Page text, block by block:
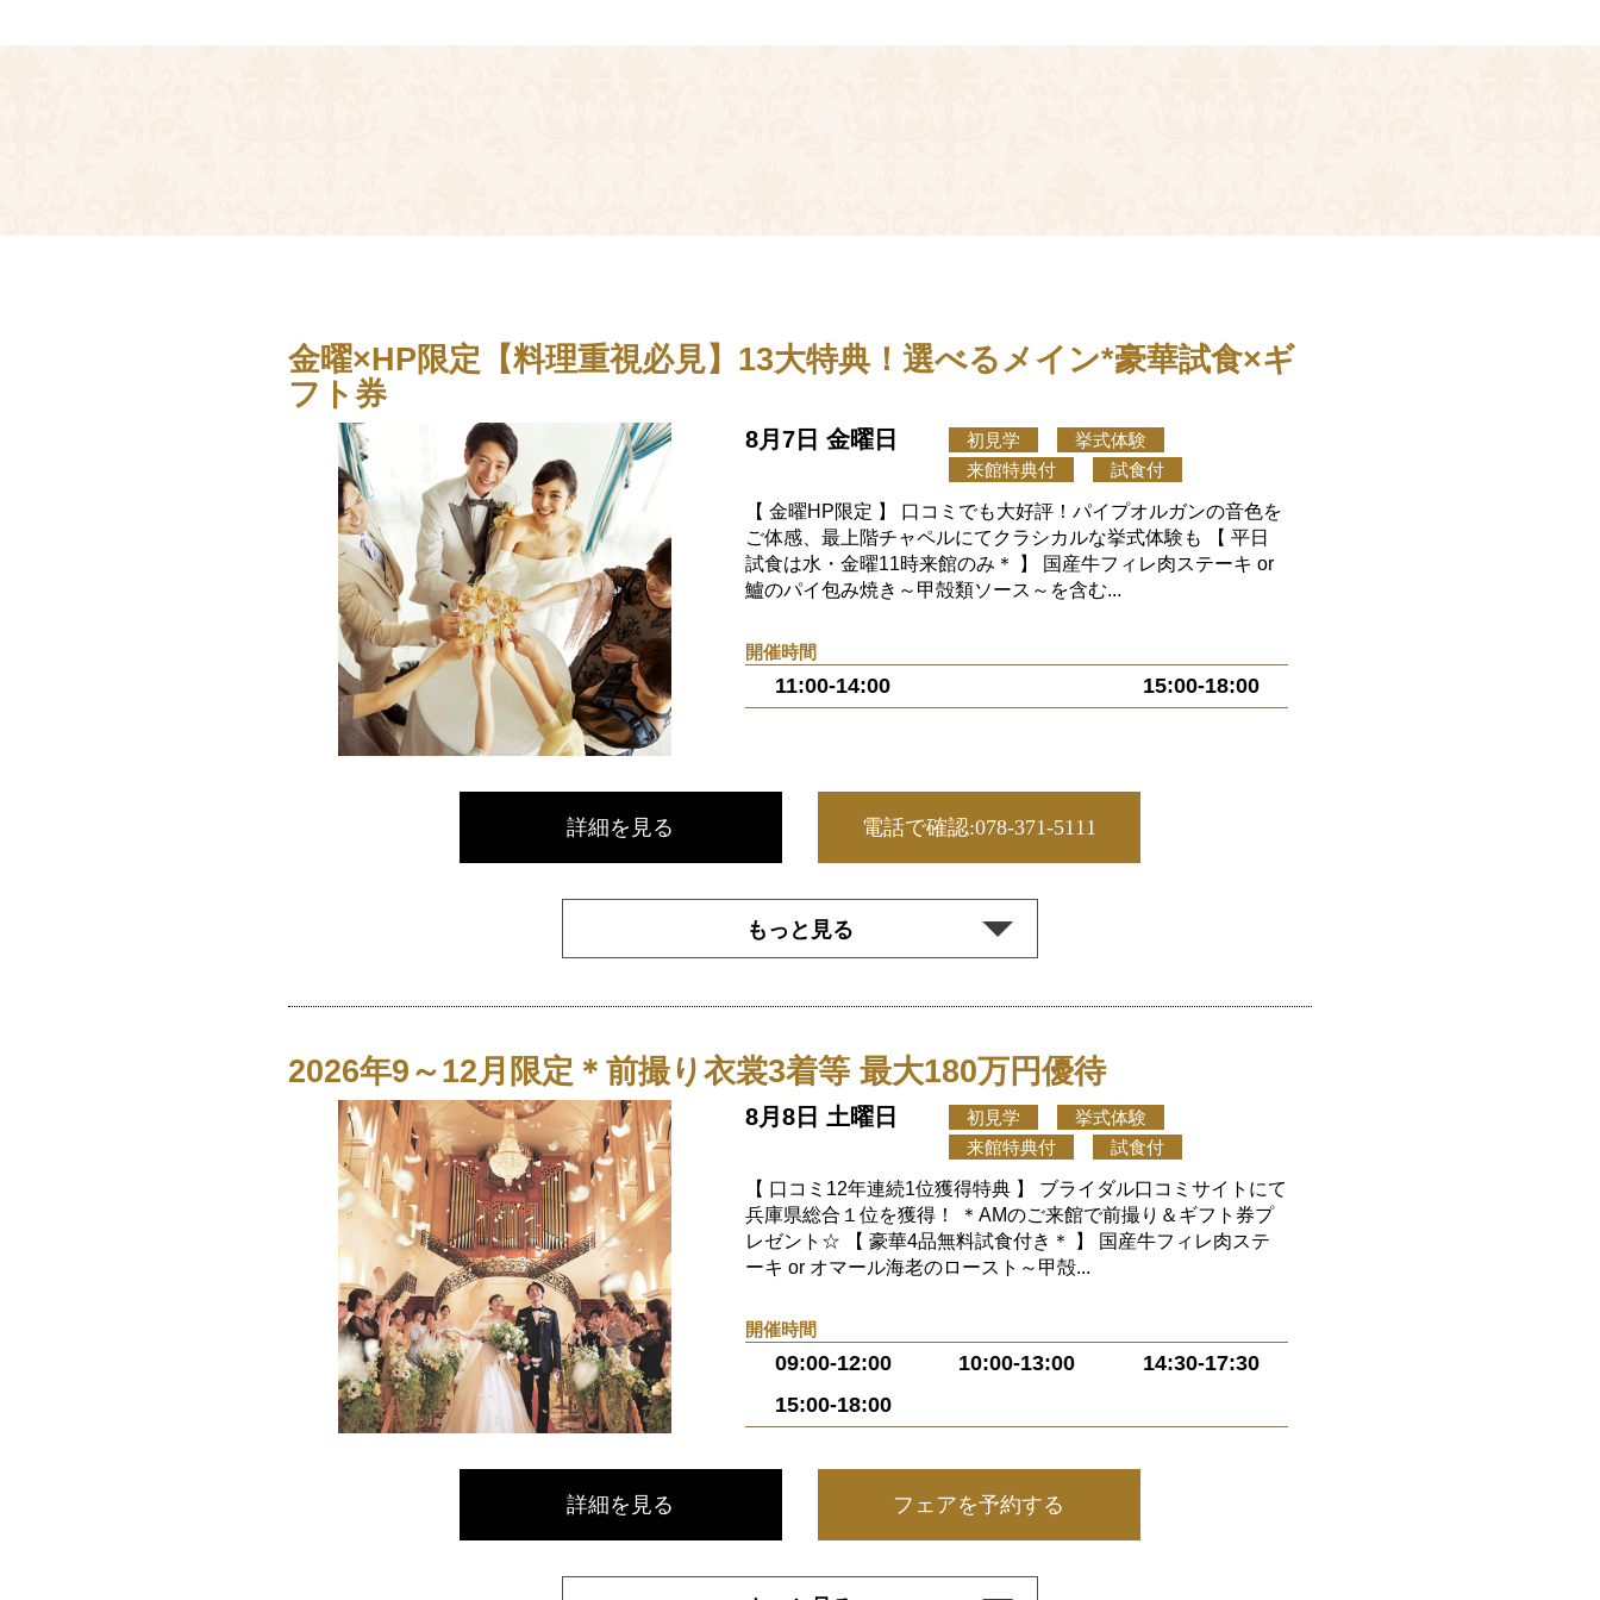
金曜×HP限定【料理重視必見】13大特典！選べるメイン*豪華試食×ギ
フト券
8月7日 金曜日 初見学
挙式体験
来館特典付
試食付
【 金曜HP限定 】 口コミでも大好評！パイプオルガンの音色を
ご体感、最上階チャペルにてクラシカルな挙式体験も 【 平日
試食は水・金曜11時来館のみ＊ 】 国産牛フィレ肉ステーキ or
鱸のパイ包み焼き～甲殻類ソース～を含む...
開催時間
11:00-14:00 15:00-18:00
詳細を見る 電話で確認:078-371-5111
もっと見る
2026年9～12月限定＊前撮り衣裳3着等 最大180万円優待
8月8日 土曜日 初見学
挙式体験
来館特典付
試食付
【 口コミ12年連続1位獲得特典 】 ブライダル口コミサイトにて
兵庫県総合１位を獲得！ ＊AMのご来館で前撮り＆ギフト券プ
レゼント☆ 【 豪華4品無料試食付き＊ 】 国産牛フィレ肉ステ
ーキ or オマール海老のロースト～甲殻...
開催時間
09:00-12:00 10:00-13:00
14:30-17:30
15:00-18:00
詳細を見る フェアを予約する